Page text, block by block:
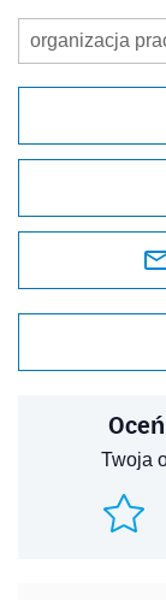
organizacja
Twoja